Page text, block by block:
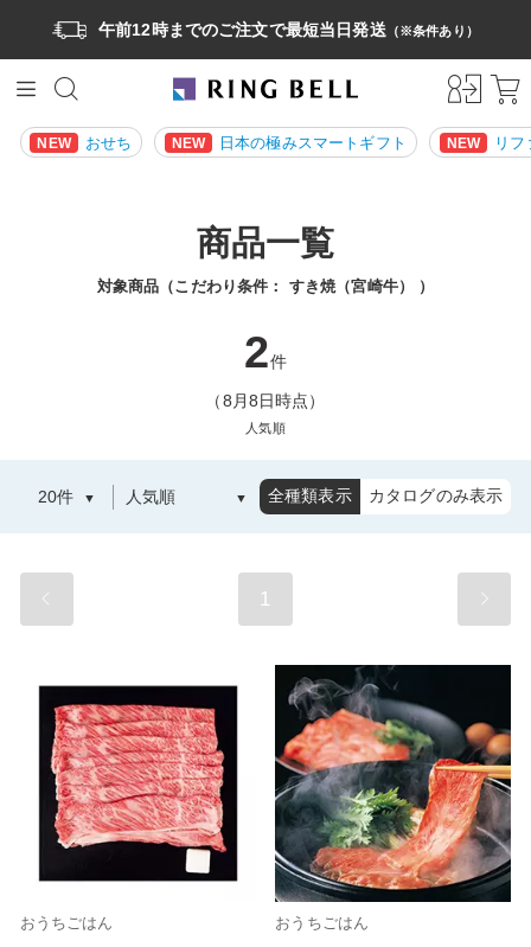
午前12時までのご注文で最短当日発送（※条件あり）
NEW おせち NEW 日本の極みスマートギフト NEW リ
商品一覧
対象商品（こだわり条件： すき焼（宮崎牛） ）
2件
（8月8日時点）
人気順
全種類表示 カタログのみ表示
1
おうちごはん おうちごはん